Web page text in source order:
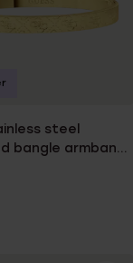
steel
bangle armband